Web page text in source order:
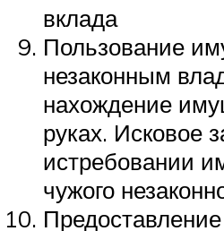
вклада
Пользование
незаконным
нахождение
руках. Исковое
истребовании
чужого
Предоставление